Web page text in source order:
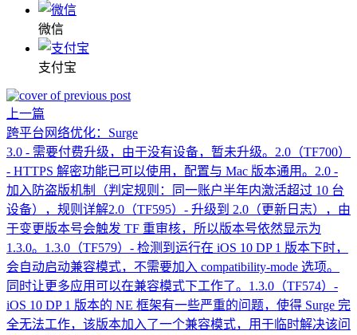
微信
支付宝
上一篇
跨平台网络优化：Surge
3.0 - 需要付费升级，由于没有设备，暂未升级。2.0（TF700）
- HTTPS 解密功能已可以使用，配置与 Mac 版本通用。2.0 -
加入防盗版机制（判定规则：同一账户半年内激活超过 10 台
设备），规则详解2.0（TF595）- 升级到 2.0（更新日志），由
于变更版本号会触发 TF 重审核，所以版本号依然显示为
1.3.0。1.3.0（TF579）- 检测到运行在 iOS 10 DP 1 版本下时，
会自动启动兼容模式，不需要加入 compatibility-mode 选项。
同时让更多应用可以在兼容模式下工作了。1.3.0（TF574）-
iOS 10 DP 1 版本的 NE 框架有一些严重的问题，使得 Surge 完
全无法工作，该版本加入了一个兼容模式，用于临时解决该问